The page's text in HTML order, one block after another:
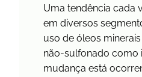
Uma tendência cada
em diversos
uso de óleos
não-sulfonado como
mudança está